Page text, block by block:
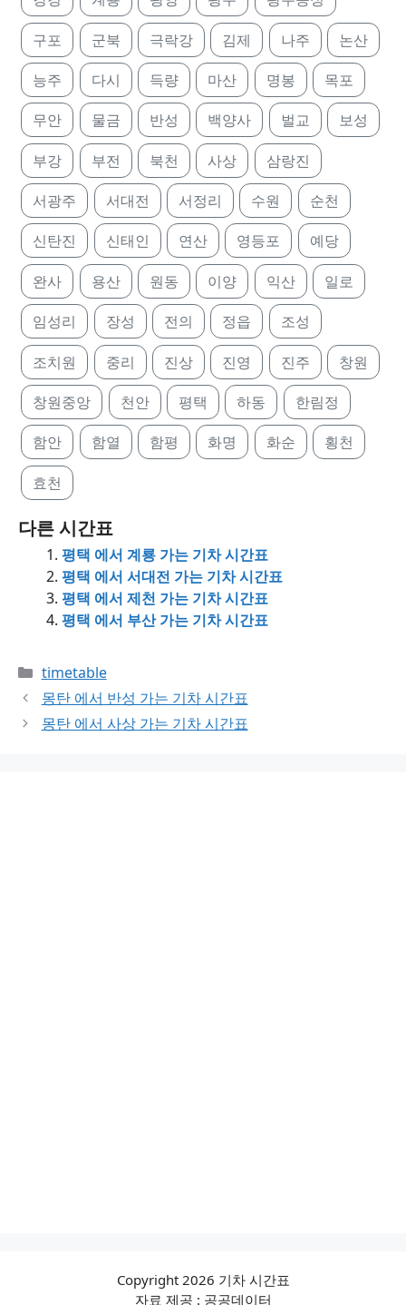
구포 군북 극락강 김제 나주 논산
능주 다시 득량 마산 명봉 목포
무안 물금 반성 백양사 벌교 보성
부강 부전 북천 사상 삼랑진
서광주 서대전 서정리 수원 순천
신탄진 신태인 연산 영등포 예당
완사 용산 원동 이양 익산 일로
임성리 장성 전의 정읍 조성
조치원 중리 진상 진영 진주 창원
창원중앙 천안 평택 하동 한림정
함안 함열 함평 화명 화순 횡천
효천
다른 시간표
평택 에서 계룡 가는 기차 시간표
평택 에서 서대전 가는 기차 시간표
평택 에서 제천 가는 기차 시간표
평택 에서 부산 가는 기차 시간표
Categories
timetable
몽탄 에서 반성 가는 기차 시간표
몽탄 에서 사상 가는 기차 시간표
Copyright 2026 기차 시간표
자료 제공 : 공공데이터